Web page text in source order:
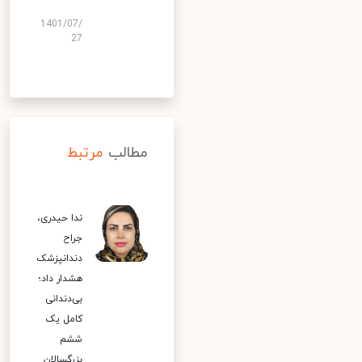
1401/07/
27
مطالب مرتبط
ندا حیدری،
جراح
دندانپزشک
هشدار داد؛
بی‌دندانی
کامل یک
ششم